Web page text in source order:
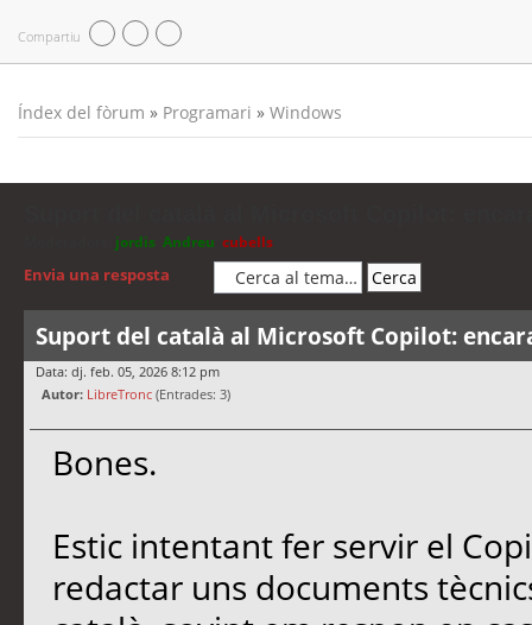
Compartiu
Índex del fòrum » Programari » Windows
jordis Andreu cubells
Envia una resposta
Suport del català al Microsoft Copilot:
Data: dj. feb. 05, 2026 8:12 pm
Autor: LibreTronc (Entrades: 3)
Bones.
Estic intentant fer servir el
redactar uns documents